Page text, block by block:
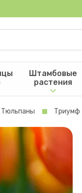
Штамбовые
растения
Тюльпаны Триумф